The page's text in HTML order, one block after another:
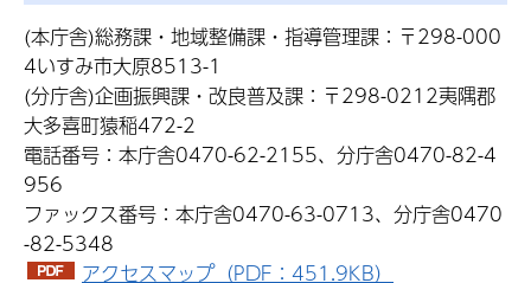
(本庁舎)総務課・地域整備課・指導管理課：〒298-000
4いすみ市大原8513-1
(分庁舎)企画振興課・改良普及課：〒298-0212夷隅郡
大多喜町猿稲472-2
電話番号：本庁舎0470-62-2155、分庁舎0470-82-4
956
ファックス番号：本庁舎0470-63-0713、分庁舎0470
-82-5348
アクセスマップ（PDF：451.9KB）